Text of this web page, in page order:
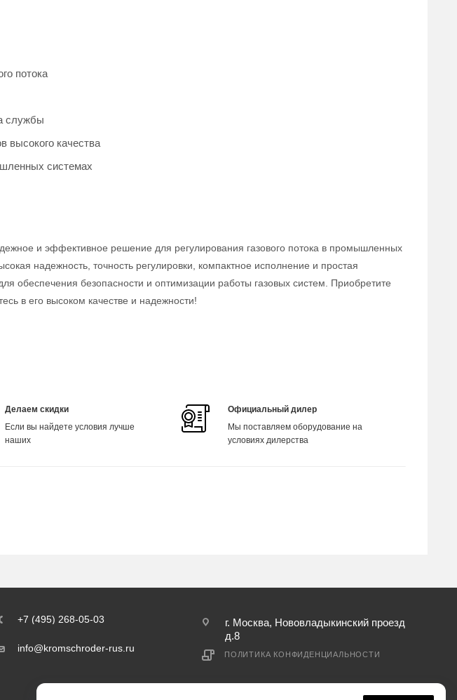
потока
службы
высокого качества
системах
и эффективное решение для регулирования газового потока в промышленных
надежность, точность регулировки, компактное исполнение и простая
обеспечения безопасности и оптимизации работы газовых систем. Приобретите
в его высоком качестве и надежности!
Делаем скидки
Если вы найдете условия лучше
наших
Официальный дилер
Мы поставляем оборудование на
условиях дилерства
+7 (495) 268-05-03
info@kromschroder-rus.ru
г. Москва, Нововладыкинский проезд
д.8
ПОЛИТИКА КОНФИДЕНЦИАЛЬНОСТИ